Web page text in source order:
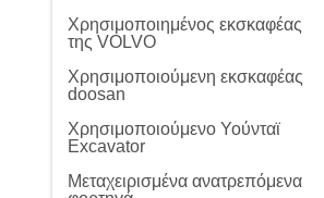
Χρησιμοποιημένος εκσκαφέας
της VOLVO
Χρησιμοποιούμενη εκσκαφέας
doosan
Χρησιμοποιούμενο Υούνταϊ
Excavator
Μεταχειρισμένα ανατρεπόμενα